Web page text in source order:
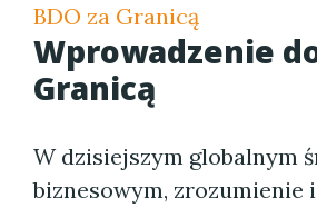
BDO za Granicą
Wprowadzenie
Granicą
W dzisiejszym globalnym
biznesowym, zrozumienie